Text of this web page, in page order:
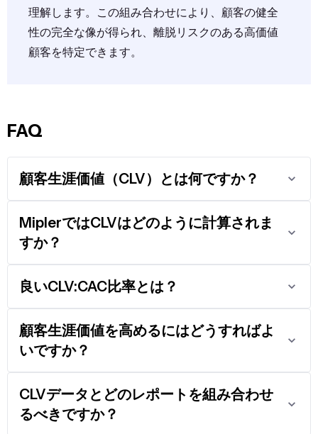
理解します。この組み合わせにより、顧客の健全
性の完全な像が得られ、離脱リスクのある高価値
顧客を特定できます。
FAQ
顧客生涯価値（CLV）とは何ですか？
MiplerではCLVはどのように計算されま
すか？
良いCLV:CAC比率とは？
顧客生涯価値を高めるにはどうすればよ
いですか？
CLVデータとどのレポートを組み合わせ
るべきですか？